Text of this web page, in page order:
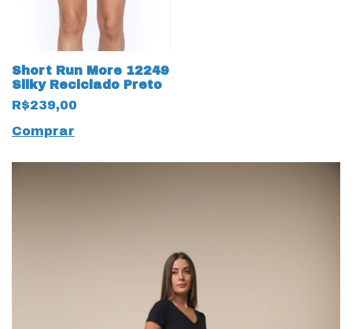
Short Run More 12249
Silky Reciclado Preto
R$239,00
Comprar